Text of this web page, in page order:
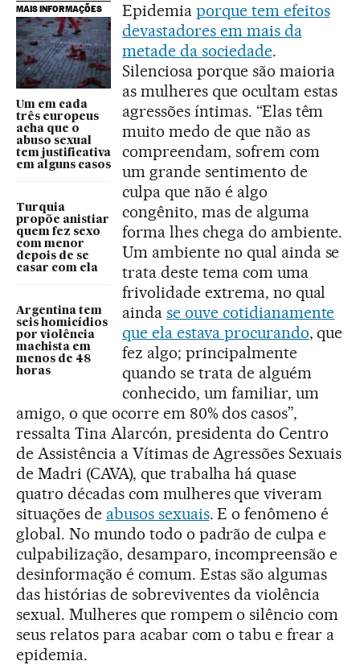
MAIS INFORMAÇÕES
Um em cada
três europeus
acha que o
abuso sexual
tem justificativa
em alguns casos
Turquia
propõe anistiar
quem fez sexo
com menor
depois de se
casar com ela
Argentina tem
seis homicídios
por violência
machista em
menos de 48
horas
Epidemia porque tem efeitos
devastadores em mais da
metade da sociedade.
Silenciosa porque são maioria
as mulheres que ocultam estas
agressões íntimas. “Elas têm
muito medo de que não as
compreendam, sofrem com
um grande sentimento de
culpa que não é algo
congênito, mas de alguma
forma lhes chega do ambiente.
Um ambiente no qual ainda se
trata deste tema com uma
frivolidade extrema, no qual
ainda se ouve cotidianamente
que ela estava procurando, que
fez algo; principalmente
quando se trata de alguém
conhecido, um familiar, um
amigo, o que ocorre em 80% dos casos”,
ressalta Tina Alarcón, presidenta do Centro
de Assistência a Vítimas de Agressões Sexuais
de Madri (CAVA), que trabalha há quase
quatro décadas com mulheres que viveram
situações de abusos sexuais. E o fenômeno é
global. No mundo todo o padrão de culpa e
culpabilização, desamparo, incompreensão e
desinformação é comum. Estas são algumas
das histórias de sobreviventes da violência
sexual. Mulheres que rompem o silêncio com
seus relatos para acabar com o tabu e frear a
epidemia.